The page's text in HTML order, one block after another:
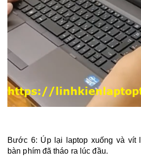
Bước 6: Úp lại laptop xuống và vít
bàn phím đã tháo ra lúc đầu.